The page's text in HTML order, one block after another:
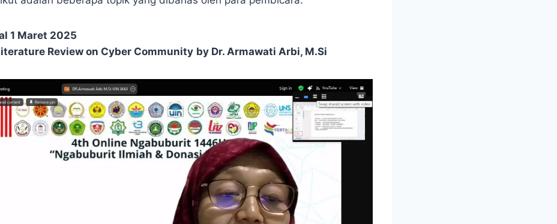
1 Maret 2025
Review on Cyber Community by Dr. Armawati Arbi, M.Si